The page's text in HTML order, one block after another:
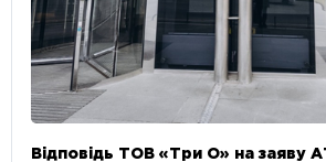
Відповідь ТОВ «Три О» на заяву